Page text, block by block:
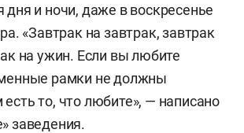
и ночи, даже в воскресенье
«Завтрак на завтрак, завтрак
на ужин. Если вы любите
рамки не должны
то, что любите», — написано
заведения.